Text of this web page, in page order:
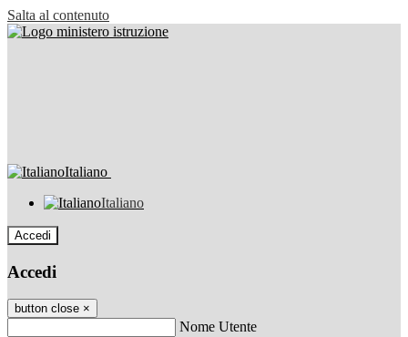
Salta al contenuto
Italiano
Italiano
Accedi
Accedi
button close ×
Nome Utente